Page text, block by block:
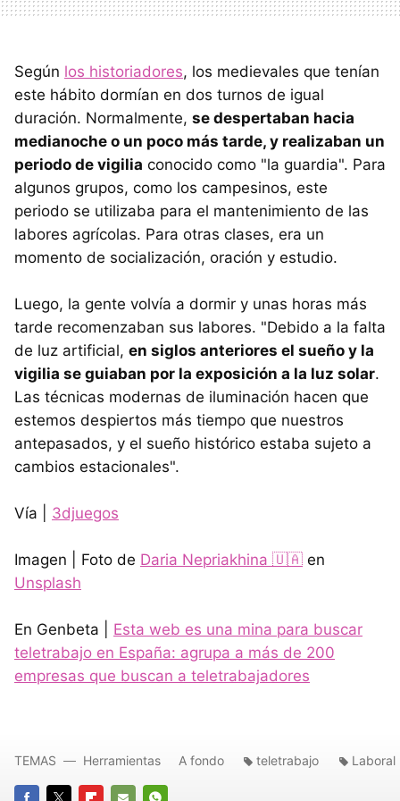
Según los historiadores, los medievales que tenían
este hábito dormían en dos turnos de igual
duración. Normalmente, se despertaban hacia
medianoche o un poco más tarde, y realizaban un
periodo de vigilia conocido como "la guardia". Para
algunos grupos, como los campesinos, este
periodo se utilizaba para el mantenimiento de las
labores agrícolas. Para otras clases, era un
momento de socialización, oración y estudio.
Luego, la gente volvía a dormir y unas horas más
tarde recomenzaban sus labores. "Debido a la falta
de luz artificial, en siglos anteriores el sueño y la
vigilia se guiaban por la exposición a la luz solar.
Las técnicas modernas de iluminación hacen que
estemos despiertos más tiempo que nuestros
antepasados, y el sueño histórico estaba sujeto a
cambios estacionales".
Vía | 3djuegos
Imagen | Foto de Daria Nepriakhina 🇺🇦 en
Unsplash
En Genbeta | Esta web es una mina para buscar
teletrabajo en España: agrupa a más de 200
empresas que buscan a teletrabajadores
TEMAS Herramientas A fondo teletrabajo Laboral